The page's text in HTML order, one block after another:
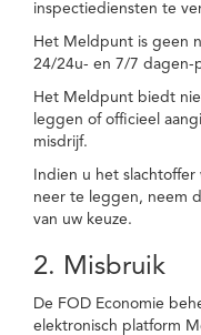
inspectiediensten te
Het Meldpunt is geen
24/24u- en 7/7 dagen-
Het Meldpunt biedt
leggen of officieel
misdrijf.
Indien u het
neer te leggen, neem
van uw keuze.
2. Misbruik
De FOD Economie
elektronisch platform